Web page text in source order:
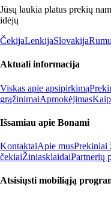
Jūsų laukia platus prekių
idėjų
ČekijaLenkijaSlovakija
Aktuali informacija
Viskas apie apsipirkimą
grąžinimaiApmokėjimas
Išsamiau apie Bonami
KontaktaiApie musPrekiniai
čekiaiŽiniasklaidaiPartnerių
Atsisiųsti mobiliąją